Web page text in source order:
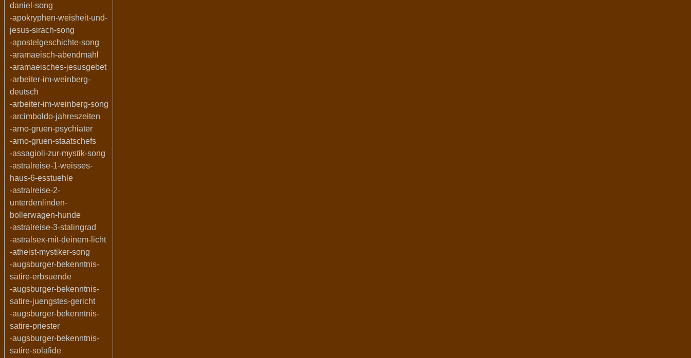
daniel-song
-apokryphen-weisheit-und-
jesus-sirach-song
-apostelgeschichte-song
-aramaeisch-abendmahl
-aramaeisches-jesusgebet
-arbeiter-im-weinberg-
deutsch
-arbeiter-im-weinberg-song
-arcimboldo-jahreszeiten
-arno-gruen-psychiater
-arno-gruen-staatschefs
-assagioli-zur-mystik-song
-astralreise-1-weisses-
haus-6-esstuehle
-astralreise-2-
unterdenlinden-
bollerwagen-hunde
-astralreise-3-stalingrad
-astralsex-mit-deinem-licht
-atheist-mystiker-song
-augsburger-bekenntnis-
satire-erbsuende
-augsburger-bekenntnis-
satire-juengstes-gericht
-augsburger-bekenntnis-
satire-priester
-augsburger-bekenntnis-
satire-solafide